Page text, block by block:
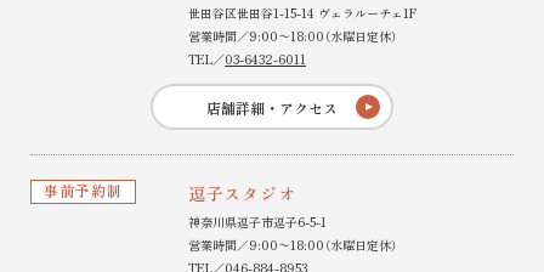
世田谷区世田谷1-15-14 ヴェラルーチェ1F
営業時間／9:00〜18:00（水曜日定休）
TEL／03-6432-6011
店舗詳細・アクセス
事前予約制 逗子スタジオ
神奈川県逗子市逗子6-5-1
営業時間／9:00〜18:00（水曜日定休）
TEL／046-884-8953